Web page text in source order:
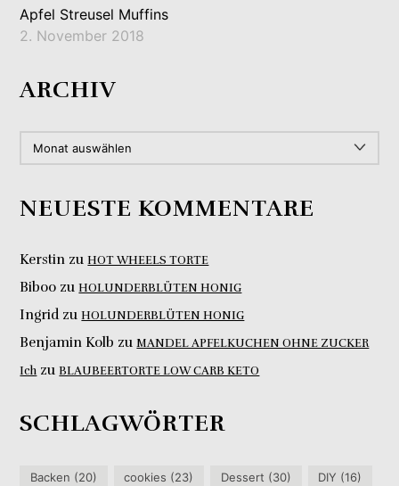
Apfel Streusel Muffins
2. November 2018
ARCHIV
NEUESTE KOMMENTARE
Kerstin zuHOT WHEELS TORTE
Biboo zuHOLUNDERBLÜTEN HONIG
IngridzuHOLUNDERBLÜTEN HONIG
Benjamin Kolb zuMANDEL APFELKUCHEN OHNE ZUCKER
Ich zuBLAUBEERTORTE LOW CARB KETO
SCHLAGWÖRTER
Backen (20) cookies (23) Dessert (30) DIY (16)